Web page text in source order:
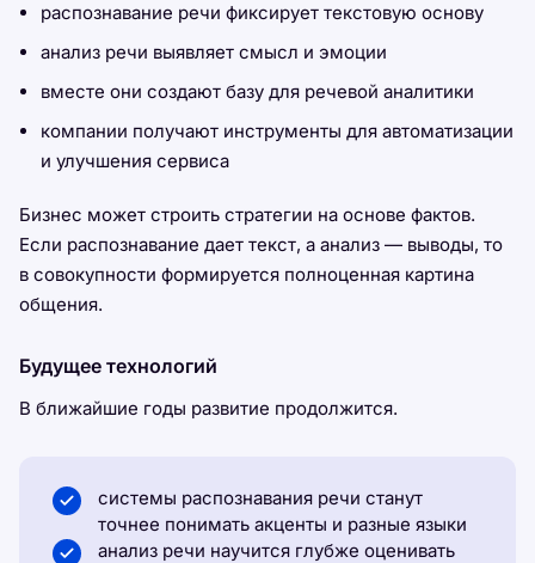
распознавание речи фиксирует текстовую основу
анализ речи выявляет смысл и эмоции
вместе они создают базу для речевой аналитики
компании получают инструменты для автоматизации
и улучшения сервиса
Бизнес может строить стратегии на основе фактов.
Если распознавание дает текст, а анализ — выводы, то
в совокупности формируется полноценная картина
общения.
Будущее технологий
В ближайшие годы развитие продолжится.
системы распознавания речи станут
точнее понимать акценты и разные языки
анализ речи научится глубже оценивать